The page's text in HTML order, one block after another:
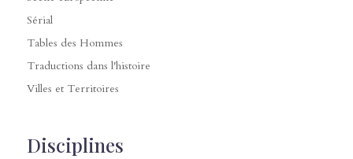
Sérial
Tables des Hommes
Traductions dans l'histoire
Villes et Territoires
Disciplines